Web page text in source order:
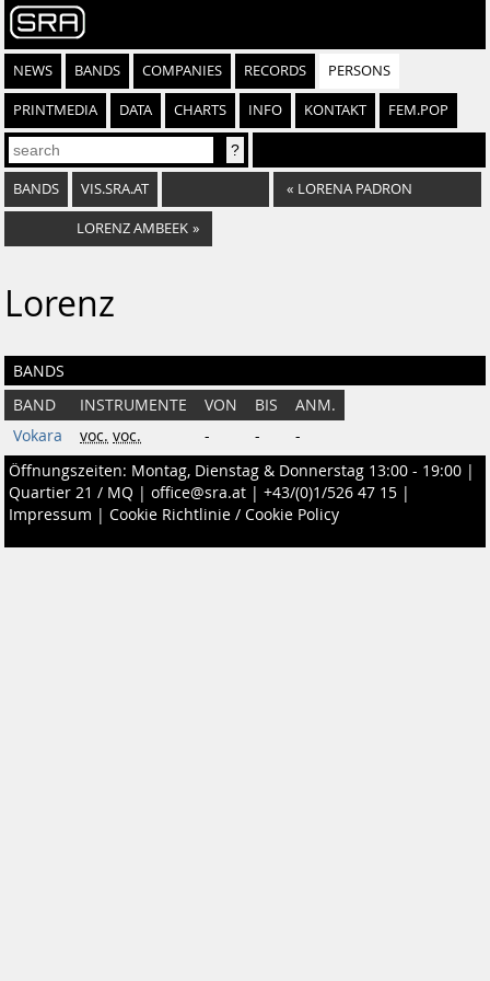
NEWS BANDS COMPANIES RECORDS PERSONS
PRINTMEDIA DATA CHARTS INFO KONTAKT FEM.POP
BANDS VIS.SRA.AT « LORENA PADRON
LORENZ AMBEEK »
Lorenz
BANDS
BAND INSTRUMENTE VON BIS
ANM.
Vokara
voc. voc. - -
-
Öffnungszeiten: Montag, Dienstag & Donnerstag 13:00 - 19:00 |
Quartier 21 / MQ | office@sra.at | +43/(0)1/526 47 15 |
Impressum | Cookie Richtlinie / Cookie Policy